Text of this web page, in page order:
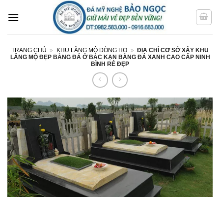
qua
TRANG CHỦ » KHU LĂNG MỘ DÒNG HỌ » ĐỊA CHỈ CƠ SỞ XÂY KHU
LĂNG MỘ ĐẸP BẰNG ĐÁ Ở BẮC KẠN BẰNG ĐÁ XANH CAO CẤP NINH
BÌNH RẺ ĐẸP